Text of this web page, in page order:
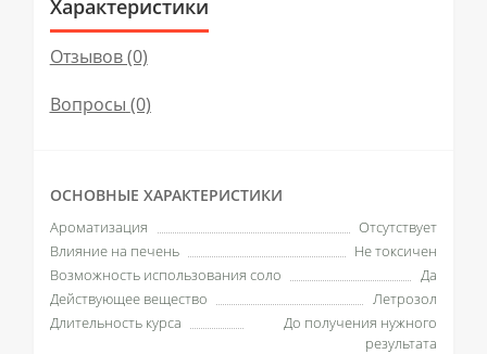
Характеристики
Отзывов (0)
Вопросы (0)
ОСНОВНЫЕ ХАРАКТЕРИСТИКИ
Ароматизация
Отсутствует
Влияние на печень
Не токсичен
Возможность использования соло
Да
Действующее вещество
Летрозол
Длительность курса
До получения нужного
результата